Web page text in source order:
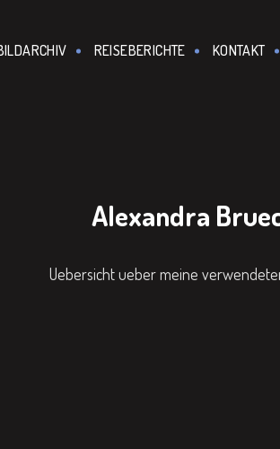
REISEBERICHTE KONTAKT
Alexandra
Uebersicht ueber meine